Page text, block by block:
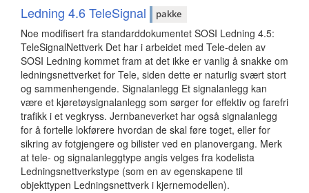
Ledning 4.6 TeleSignal pakke
Noe modifisert fra standarddokumentet SOSI Ledning 4.5:
TeleSignalNettverk Det har i arbeidet med Tele-delen av
SOSI Ledning kommet fram at det ikke er vanlig å snakke om
ledningsnettverket for Tele, siden dette er naturlig svært stort
og sammenhengende. Signalanlegg Et signalanlegg kan
være et kjøretøysignalanlegg som sørger for effektiv og farefri
trafikk i et vegkryss. Jernbaneverket har også signalanlegg
for å fortelle lokførere hvordan de skal føre toget, eller for
sikring av fotgjengere og bilister ved en planovergang. Merk
at tele- og signalanleggtype angis velges fra kodelista
Ledningsnettverkstype (som en av egenskapene til
objekttypen Ledningsnettverk i kjernemodellen).